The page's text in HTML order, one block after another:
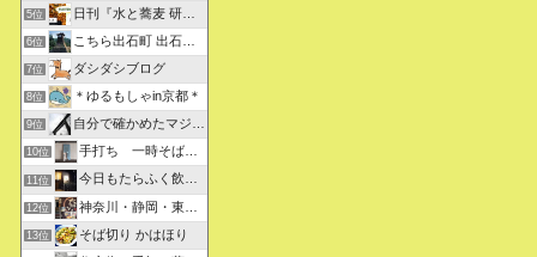
5位 日刊『水と蕎麦 研究図鑑』
6位 こちら出石町 出石そばの「田中屋食品製造部」
7位 ダシダシブログ
8位 ＊ゆるもしゃin京都＊
9位 自分で確かめたマジな近現代史・グルメな蕎麦・キレイなお花さん
10位 手打ち 一時そば (店主の軟式ホームページ）
11位 今日もたらふく飲んで食べた -湖月四代目嫁日記-
12位 神奈川・静岡・東京の蕎麦屋の評判と口コミ
13位 そば切り かはほり